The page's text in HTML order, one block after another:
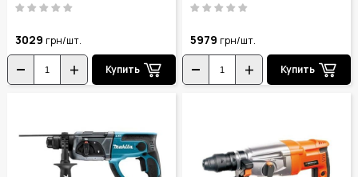
3029 грн/шт.
Купить
5979 грн/шт.
Купить